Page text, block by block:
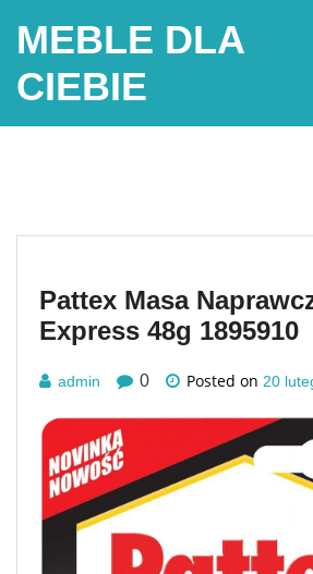
MEBLE DLA
CIEBIE
Pattex Masa
Express 48g 1895910
admin 0 Posted on 20